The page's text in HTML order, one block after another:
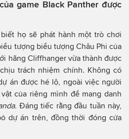
game Black Panther được
họ sẽ phát hành một trò chơi
tượng biểu tượng Châu Phi của
hãng Cliffhanger vừa thành được
trách nhiệm chính. Không có
án được hé lộ, ngoài việc người
của riêng mình để mang danh
Đáng tiếc rằng đầu tuần này,
dự án trên, đồng thời đóng cửa